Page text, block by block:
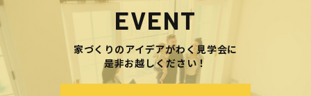
EVENT
家づくりのアイデアがわく見学会に
是非お越しください！